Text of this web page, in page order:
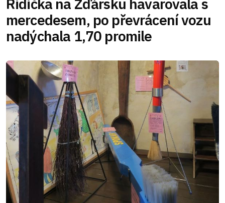
mercedesem, po převrácení vozu
nadýchala 1,70 promile